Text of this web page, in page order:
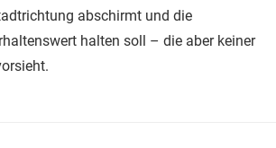
abschirmt und die
halten soll – die aber keiner